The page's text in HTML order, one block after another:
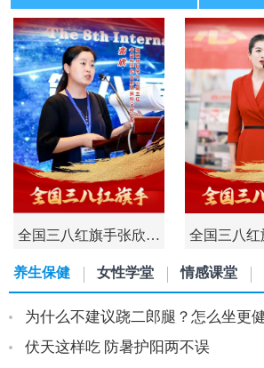
全国三八红旗手张欣… 全国三八
养生保健 女性学堂 情感课堂
为什么不建议跷二郎腿？怎么坐更
伏天这样吃 防暑护阳两不误